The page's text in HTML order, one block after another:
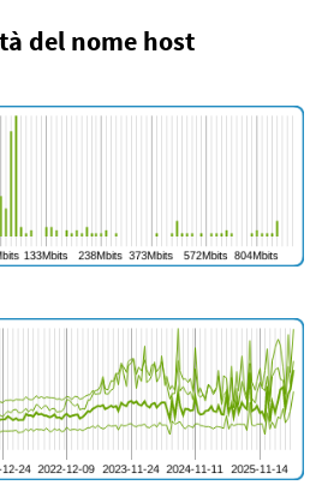
del nome host